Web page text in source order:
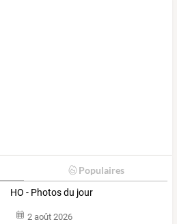
Populaires
HO - Photos du jour
2 août 2026